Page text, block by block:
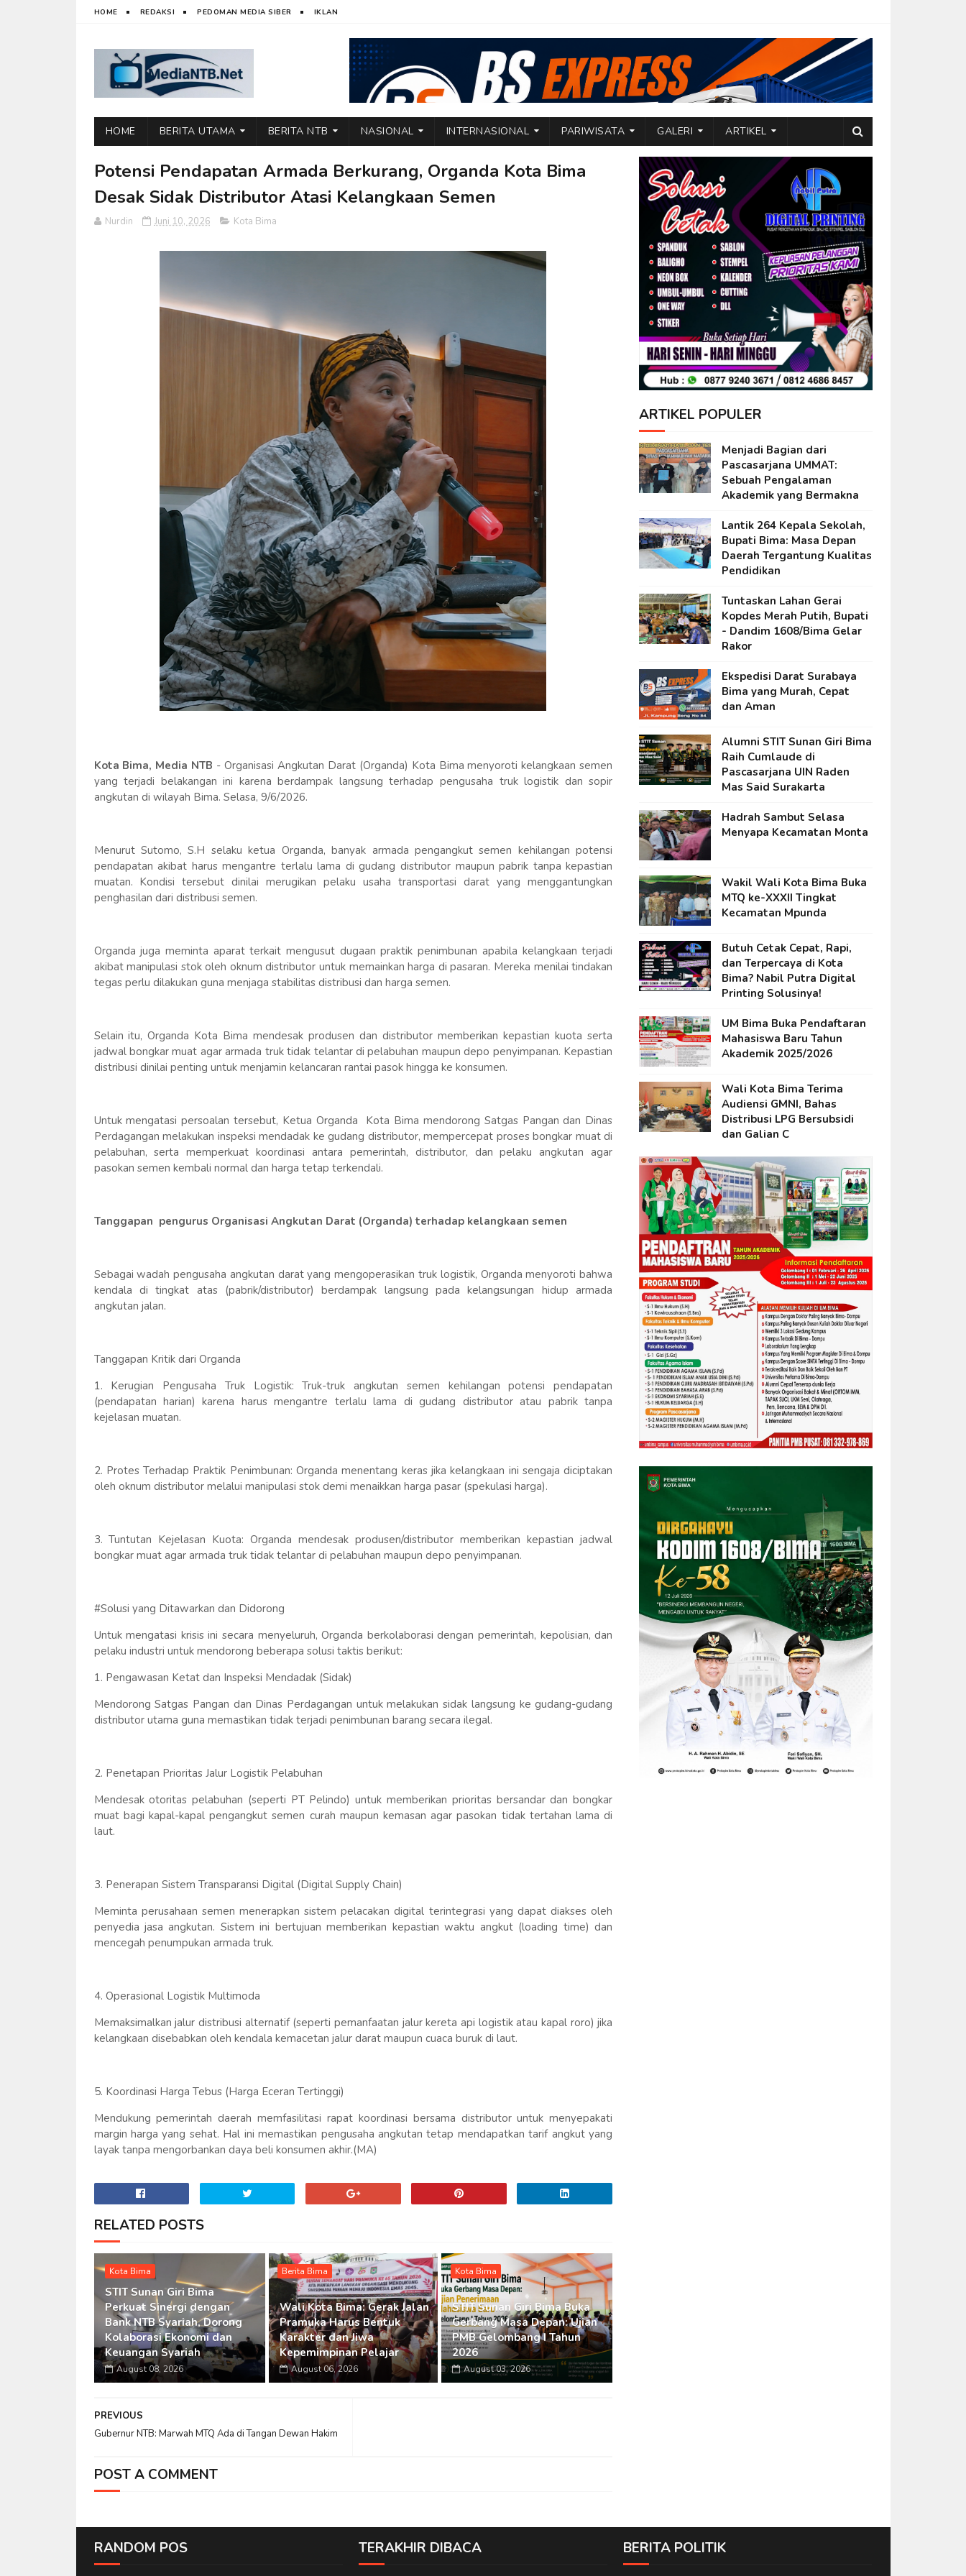
HOME REDAKSI PEDOMAN MEDIA SIBER IKLAN
HOME BERITA UTAMA BERITA NTB NASIONAL INTERNASIONAL PARIWISATA GALERI ARTIKEL
Potensi Pendapatan Armada Berkurang, Organda Kota Bima
Desak Sidak Distributor Atasi Kelangkaan Semen
Nurdin Juni 10, 2026 Kota Bima
Kota Bima, Media NTB - Organisasi Angkutan Darat (Organda) Kota Bima menyoroti kelangkaan semen
yang terjadi belakangan ini karena berdampak langsung terhadap pengusaha truk logistik dan sopir
angkutan di wilayah Bima. Selasa, 9/6/2026.
Menurut Sutomo, S.H selaku ketua Organda, banyak armada pengangkut semen kehilangan potensi
pendapatan akibat harus mengantre terlalu lama di gudang distributor maupun pabrik tanpa kepastian
muatan. Kondisi tersebut dinilai merugikan pelaku usaha transportasi darat yang menggantungkan
penghasilan dari distribusi semen.
Organda juga meminta aparat terkait mengusut dugaan praktik penimbunan apabila kelangkaan terjadi
akibat manipulasi stok oleh oknum distributor untuk memainkan harga di pasaran. Mereka menilai tindakan
tegas perlu dilakukan guna menjaga stabilitas distribusi dan harga semen.
Selain itu, Organda Kota Bima mendesak produsen dan distributor memberikan kepastian kuota serta
jadwal bongkar muat agar armada truk tidak telantar di pelabuhan maupun depo penyimpanan. Kepastian
distribusi dinilai penting untuk menjamin kelancaran rantai pasok hingga ke konsumen.
Untuk mengatasi persoalan tersebut, Ketua Organda Kota Bima mendorong Satgas Pangan dan Dinas
Perdagangan melakukan inspeksi mendadak ke gudang distributor, mempercepat proses bongkar muat di
pelabuhan, serta memperkuat koordinasi antara pemerintah, distributor, dan pelaku angkutan agar
pasokan semen kembali normal dan harga tetap terkendali.
Tanggapan pengurus Organisasi Angkutan Darat (Organda) terhadap kelangkaan semen
Sebagai wadah pengusaha angkutan darat yang mengoperasikan truk logistik, Organda menyoroti bahwa
kendala di tingkat atas (pabrik/distributor) berdampak langsung pada kelangsungan hidup armada
angkutan jalan.
Tanggapan Kritik dari Organda
1. Kerugian Pengusaha Truk Logistik: Truk-truk angkutan semen kehilangan potensi pendapatan
(pendapatan harian) karena harus mengantre terlalu lama di gudang distributor atau pabrik tanpa
kejelasan muatan.
2. Protes Terhadap Praktik Penimbunan: Organda menentang keras jika kelangkaan ini sengaja diciptakan
oleh oknum distributor melalui manipulasi stok demi menaikkan harga pasar (spekulasi harga).
3. Tuntutan Kejelasan Kuota: Organda mendesak produsen/distributor memberikan kepastian jadwal
bongkar muat agar armada truk tidak telantar di pelabuhan maupun depo penyimpanan.
#Solusi yang Ditawarkan dan Didorong
Untuk mengatasi krisis ini secara menyeluruh, Organda berkolaborasi dengan pemerintah, kepolisian, dan
pelaku industri untuk mendorong beberapa solusi taktis berikut:
1. Pengawasan Ketat dan Inspeksi Mendadak (Sidak)
Mendorong Satgas Pangan dan Dinas Perdagangan untuk melakukan sidak langsung ke gudang-gudang
distributor utama guna memastikan tidak terjadi penimbunan barang secara ilegal.
2. Penetapan Prioritas Jalur Logistik Pelabuhan
Mendesak otoritas pelabuhan (seperti PT Pelindo) untuk memberikan prioritas bersandar dan bongkar
muat bagi kapal-kapal pengangkut semen curah maupun kemasan agar pasokan tidak tertahan lama di
laut.
3. Penerapan Sistem Transparansi Digital (Digital Supply Chain)
Meminta perusahaan semen menerapkan sistem pelacakan digital terintegrasi yang dapat diakses oleh
penyedia jasa angkutan. Sistem ini bertujuan memberikan kepastian waktu angkut (loading time) dan
mencegah penumpukan armada truk.
4. Operasional Logistik Multimoda
Memaksimalkan jalur distribusi alternatif (seperti pemanfaatan jalur kereta api logistik atau kapal roro) jika
kelangkaan disebabkan oleh kendala kemacetan jalur darat maupun cuaca buruk di laut.
5. Koordinasi Harga Tebus (Harga Eceran Tertinggi)
Mendukung pemerintah daerah memfasilitasi rapat koordinasi bersama distributor untuk menyepakati
margin harga yang sehat. Hal ini memastikan pengusaha angkutan tetap mendapatkan tarif angkut yang
layak tanpa mengorbankan daya beli konsumen akhir.(MA)
RELATED POSTS
Kota Bima
STIT Sunan Giri Bima
Perkuat Sinergi dengan
Bank NTB Syariah, Dorong
Kolaborasi Ekonomi dan
Keuangan Syariah
August 08, 2026
Berita Bima
Wali Kota Bima: Gerak Jalan
Pramuka Harus Bentuk
Karakter dan Jiwa
Kepemimpinan Pelajar
August 06, 2026
Kota Bima
STIT Sunan Giri Bima Buka
Gerbang Masa Depan: Ujian
PMB Gelombang I Tahun
2026
August 03, 2026
PREVIOUS
Gubernur NTB: Marwah MTQ Ada di Tangan Dewan Hakim
POST A COMMENT
ARTIKEL POPULER
Menjadi Bagian dari
Pascasarjana UMMAT:
Sebuah Pengalaman
Akademik yang Bermakna
Lantik 264 Kepala Sekolah,
Bupati Bima: Masa Depan
Daerah Tergantung Kualitas
Pendidikan
Tuntaskan Lahan Gerai
Kopdes Merah Putih, Bupati
- Dandim 1608/Bima Gelar
Rakor
Ekspedisi Darat Surabaya
Bima yang Murah, Cepat
dan Aman
Alumni STIT Sunan Giri Bima
Raih Cumlaude di
Pascasarjana UIN Raden
Mas Said Surakarta
Hadrah Sambut Selasa
Menyapa Kecamatan Monta
Wakil Wali Kota Bima Buka
MTQ ke-XXXII Tingkat
Kecamatan Mpunda
Butuh Cetak Cepat, Rapi,
dan Terpercaya di Kota
Bima? Nabil Putra Digital
Printing Solusinya!
UM Bima Buka Pendaftaran
Mahasiswa Baru Tahun
Akademik 2025/2026
Wali Kota Bima Terima
Audiensi GMNI, Bahas
Distribusi LPG Bersubsidi
dan Galian C
RANDOM POS TERAKHIR DIBACA BERITA POLITIK